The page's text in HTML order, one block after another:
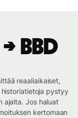
BBD
reaaliaikaiset,
pystyy
ajalta. Jos haluat
kertomaan